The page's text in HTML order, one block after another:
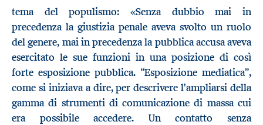
tema del populismo: «Senza dubbio mai in
precedenza la giustizia penale aveva svolto un ruolo
del genere, mai in precedenza la pubblica accusa aveva
esercitato le sue funzioni in una posizione di così
forte esposizione pubblica. “Esposizione mediatica”,
come si iniziava a dire, per descrivere l'ampliarsi della
gamma di strumenti di comunicazione di massa cui
era possibile accedere. Un contatto senza